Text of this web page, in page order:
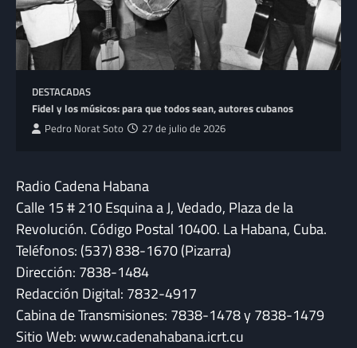
DESTACADAS
Fidel y los músicos: para que todos sean, autores cubanos
Pedro Norat Soto 27 de julio de 2026
Radio Cadena Habana
Calle 15 # 210 Esquina a J, Vedado, Plaza de la
Revolución. Código Postal 10400. La Habana, Cuba.
Teléfonos: (537) 838-1670 (Pizarra)
Dirección: 7838-1484
Redacción Digital: 7832-4917
Cabina de Transmisiones: 7838-1478 y 7838-1479
Sitio Web: www.cadenahabana.icrt.cu